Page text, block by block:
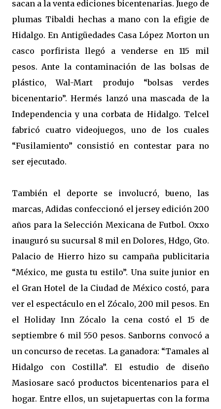
sacan a la venta ediciones bicentenarias. Juego de
plumas Tibaldi hechas a mano con la efigie de
Hidalgo. En Antigüedades Casa López Morton un
casco porfirista llegó a venderse en 115 mil
pesos. Ante la contaminación de las bolsas de
plástico, Wal-Mart produjo “bolsas verdes
bicenentario”. Hermés lanzó una mascada de la
Independencia y una corbata de Hidalgo. Telcel
fabricó cuatro videojuegos, uno de los cuales
“Fusilamiento” consistió en contestar para no
ser ejecutado.
También el deporte se involucró, bueno, las
marcas, Adidas confeccionó el jersey edición 200
años para la Selección Mexicana de Futbol. Oxxo
inauguró su sucursal 8 mil en Dolores, Hdgo, Gto.
Palacio de Hierro hizo su campaña publicitaria
“México, me gusta tu estilo”. Una suite junior en
el Gran Hotel de la Ciudad de México costó, para
ver el espectáculo en el Zócalo, 200 mil pesos. En
el Holiday Inn Zócalo la cena costó el 15 de
septiembre 6 mil 550 pesos. Sanborns convocó a
un concurso de recetas. La ganadora: “Tamales al
Hidalgo con Costilla”. El estudio de diseño
Masiosare sacó productos bicentenarios para el
hogar. Entre ellos, un sujetapuertas con la forma